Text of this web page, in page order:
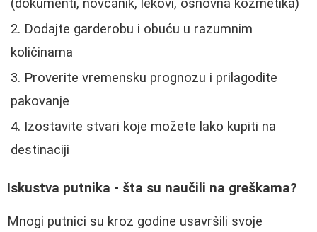
(dokumenti, novčanik, lekovi, osnovna kozmetika)
Dodajte garderobu i obuću u razumnim
količinama
Proverite vremensku prognozu i prilagodite
pakovanje
Izostavite stvari koje možete lako kupiti na
destinaciji
Iskustva putnika - šta su naučili na greškama?
Mnogi putnici su kroz godine usavršili svoje